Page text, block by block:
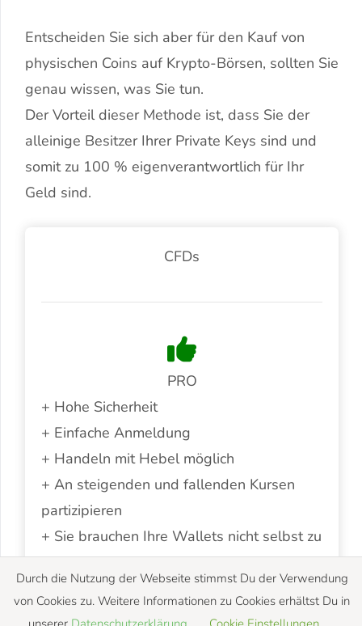
Entscheiden Sie sich aber für den Kauf von
physischen Coins auf Krypto-Börsen, sollten Sie
genau wissen, was Sie tun.
Der Vorteil dieser Methode ist, dass Sie der
alleinige Besitzer Ihrer Private Keys sind und
somit zu 100 % eigenverantwortlich für Ihr
Geld sind.
CFDs
PRO
+ Hohe Sicherheit
+ Einfache Anmeldung
+ Handeln mit Hebel möglich
+ An steigenden und fallenden Kursen
partizipieren
+ Sie brauchen Ihre Wallets nicht selbst zu
verwalten
CON
Durch die Nutzung der Webseite stimmst Du der Verwendung
von Cookies zu. Weitere Informationen zu Cookies erhältst Du in